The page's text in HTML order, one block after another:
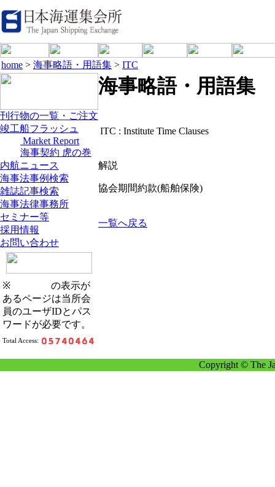
home > 海事略語・用語集 > ITC
刊行物の一覧・ご注文
竣工船フラッシュ
Market Report
海事契約 虎の巻
内航ニュース
海事法事例検索
雑誌記事検索
海事法律事務所
セミナー等
採用情報
お問い合わせ
※
の表示が
あるページは当所会
員のユーザIDとパス
ワードが必要です。
Total Access:
海事略語・用語集
ITC : Institute Time Clauses
解説
協会期間約款(船舶保険)
一覧へ戻る
Copyright © The